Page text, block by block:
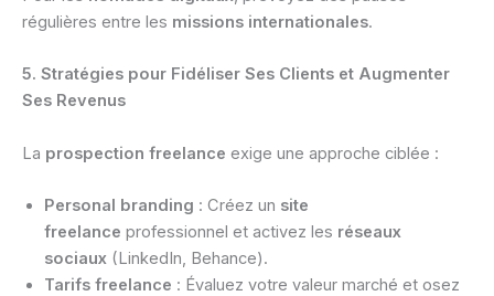
régulières entre les missions internationales.
5. Stratégies pour Fidéliser Ses Clients et Augmenter
Ses Revenus
La prospection freelance exige une approche ciblée :
Personal branding : Créez un site
freelance professionnel et activez les réseaux
sociaux (LinkedIn, Behance).
Tarifs freelance : Évaluez votre valeur marché et osez